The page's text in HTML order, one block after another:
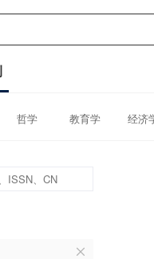
哲学 教育学 经济